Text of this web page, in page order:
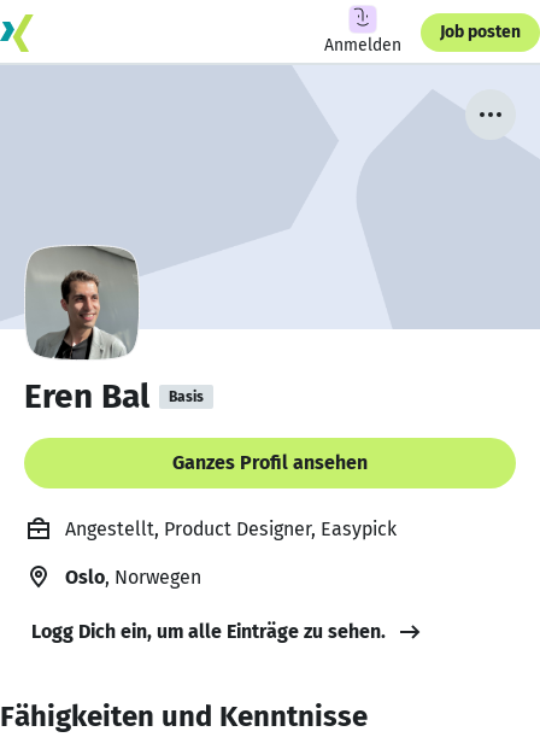
Anmelden
Job posten
Eren Bal Basis
Ganzes Profil ansehen
Angestellt, Product Designer, Easypick
Oslo, Norwegen
Logg Dich ein, um alle Einträge zu sehen.
Fähigkeiten und Kenntnisse